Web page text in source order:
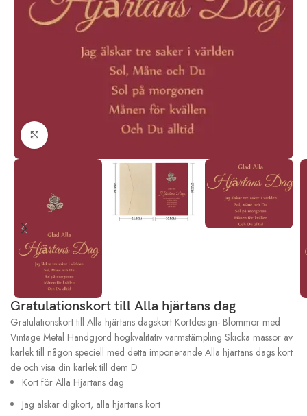
Gratulationskort till Alla hjärtans dag
Gratulationskort till Alla hjärtans dagskort Kortdesign- Blommor med
Vintage Metal Handgjord högkvalitativ varmstämpling Skicka massor av
kärlek till någon speciell med detta imponerande Alla hjärtans dags kort
de och visa din kärlek till dem D
Kort för Alla Hjärtans dag
Jag älskar digkort, alla hjärtans kort